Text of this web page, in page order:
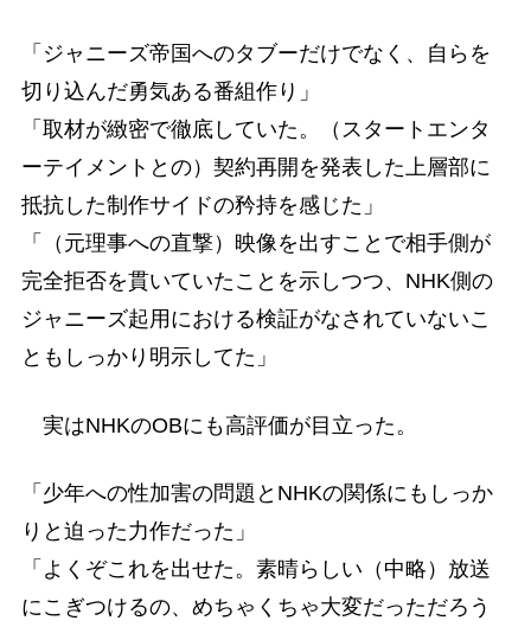
「ジャニーズ帝国へのタブーだけでなく、自らを
切り込んだ勇気ある番組作り」
「取材が緻密で徹底していた。（スタートエンタ
ーテイメントとの）契約再開を発表した上層部に
抵抗した制作サイドの矜持を感じた」
「（元理事への直撃）映像を出すことで相手側が
完全拒否を貫いていたことを示しつつ、NHK側の
ジャニーズ起用における検証がなされていないこ
ともしっかり明示してた」
実はNHKのOBにも高評価が目立った。
「少年への性加害の問題とNHKの関係にもしっか
りと迫った力作だった」
「よくぞこれを出せた。素晴らしい（中略）放送
にこぎつけるの、めちゃくちゃ大変だっただろう